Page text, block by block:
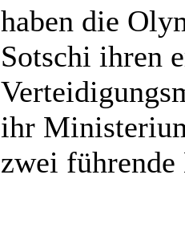
haben die
Sotschi ihren
ihr
zwei